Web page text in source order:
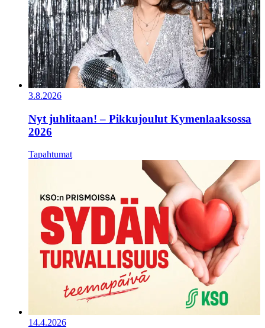
3.8.2026
Nyt juhlitaan! – Pikkujoulut Kymenlaaksossa
2026
Tapahtumat
14.4.2026